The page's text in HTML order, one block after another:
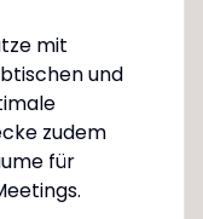
mit
und
zudem
für